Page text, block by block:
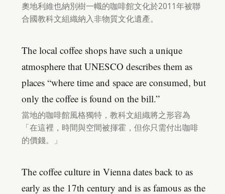
奧地利維也納別樹一幟的咖啡館文化於2011年被聯
合國教科文組織納入非物質文化遺產。
The local coffee shops have such a unique
atmosphere that UNESCO describes them as
places “where time and space are consumed, but
only the coffee is found on the bill.”
當地的咖啡館風格獨特，教科文組織將之形容為
「在這裡，時間與空間被揮霍，但你只需付出咖啡
的價錢。」
The coffee culture in Vienna dates back to as
early as the 17th century and is as famous as the